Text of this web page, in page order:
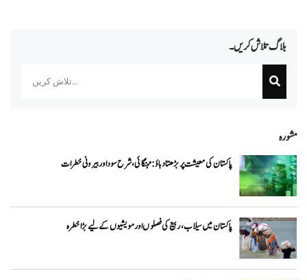
بلاگ تلاش کریں۔
مشورہ
پاکستان کی معیشت پر بڑھتا دباؤ: مہنگائی، شرح سود اور بیرونی خطرات
پاکستان میں سیلاب، ربیع کی فصلوں اور مویشیوں کے لیے بڑا خطرہ